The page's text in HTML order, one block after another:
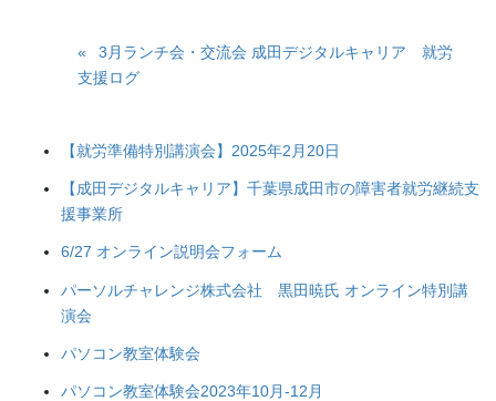
3月ランチ会・交流会 成田デジタルキャリア 就労
支援ログ
【就労準備特別講演会】2025年2月20日
【成田デジタルキャリア】千葉県成田市の障害者就労継続支
援事業所
6/27 オンライン説明会フォーム
パーソルチャレンジ株式会社 黒田暁氏 オンライン特別講
演会
パソコン教室体験会
パソコン教室体験会2023年10月-12月